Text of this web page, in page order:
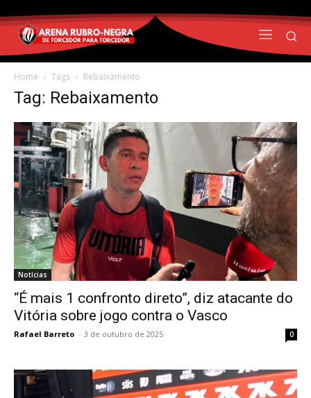
Home Tags Rebaixamento
Tag: Rebaixamento
Notícias
“É mais 1 confronto direto”, diz atacante do
Vitória sobre jogo contra o Vasco
Rafael Barreto - 3 de outubro de 2025 0